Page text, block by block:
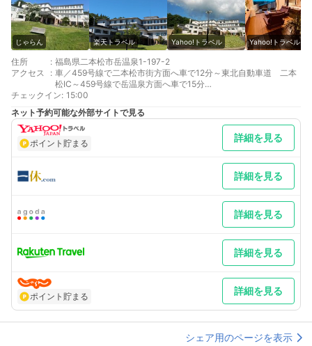
じゃらん 楽天トラベル Yahoo!トラベル Yahoo!トラベル
住所 : 福島県二本松市岳温泉1-197-2
アクセス
: 車／459号線で二本松市街方面へ車で12分～東北自動車道 二本
松IC～459号線で岳温泉方面へ車で15分
最寄り駅１ 二本松
チェックイン: 15:00
ネット予約可能な外部サイトで見る
ポイント貯まる 詳細を見る
詳細を見る
詳細を見る
詳細を見る
ポイント貯まる 詳細を見る
シェア用のページを表示